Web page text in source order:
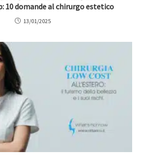
10 domande al chirurgo estetico
13/01/2025